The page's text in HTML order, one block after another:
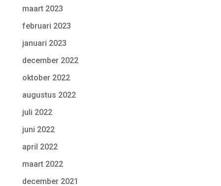
maart 2023
februari 2023
januari 2023
december 2022
oktober 2022
augustus 2022
juli 2022
juni 2022
april 2022
maart 2022
december 2021